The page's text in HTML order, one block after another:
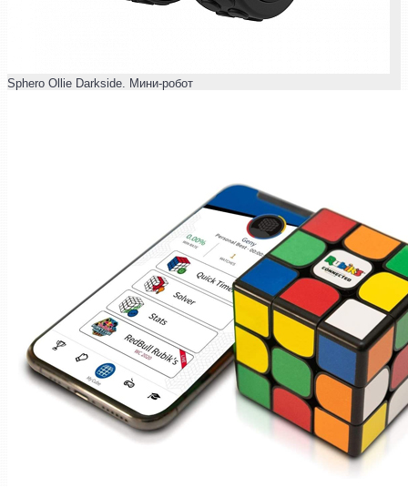
Sphero Ollie Darkside. Мини-робот